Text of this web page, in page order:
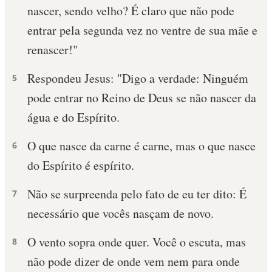
PERGUNTE À BÍBLIA IA
TERMO BÍBLICO JOGOS
LOJA BÍBLIAON
nascer, sendo velho? É claro que não pode
entrar pela segunda vez no ventre de sua mãe e
renascer!"
5
Respondeu Jesus: "Digo a verdade: Ninguém
pode entrar no Reino de Deus se não nascer da
água e do Espírito.
6
O que nasce da carne é carne, mas o que nasce
do Espírito é espírito.
7
Não se surpreenda pelo fato de eu ter dito: É
necessário que vocês nasçam de novo.
8
O vento sopra onde quer. Você o escuta, mas
não pode dizer de onde vem nem para onde